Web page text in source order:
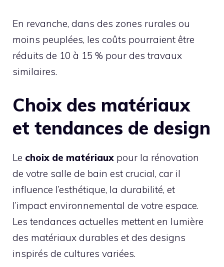
En revanche, dans des zones rurales ou
moins peuplées, les coûts pourraient être
réduits de 10 à 15 % pour des travaux
similaires.
Choix des matériaux
et tendances de design
Le choix de matériaux pour la rénovation
de votre salle de bain est crucial, car il
influence l’esthétique, la durabilité, et
l’impact environnemental de votre espace.
Les tendances actuelles mettent en lumière
des matériaux durables et des designs
inspirés de cultures variées.